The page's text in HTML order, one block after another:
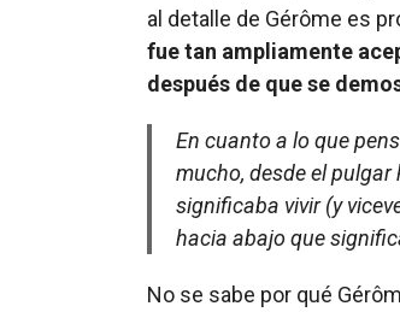
al detalle de Gérôme es
fue tan ampliamente
después de que se
En cuanto a lo que
mucho, desde el
significaba vivir (y
hacia abajo que
No se sabe por qué